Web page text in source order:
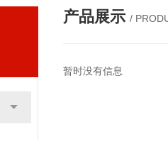
产品展示 /
暂时没有信息